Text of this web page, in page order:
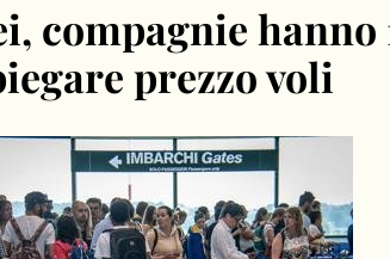
compagnie hanno
prezzo voli